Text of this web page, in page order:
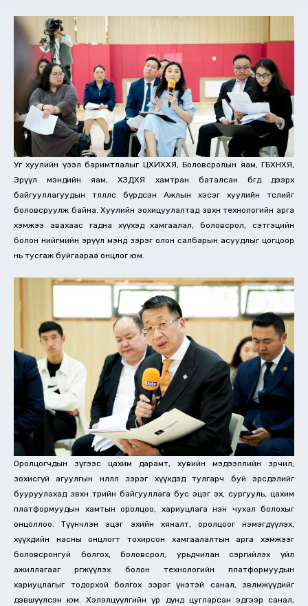
Уг хуулийн үзэл баримтлалыг ЦХИХХЯ, Боловсролын яам, ГБХНХЯ,
Эрүүл мэндийн яам, ХЗДХЯ хамтран баталсан бөгөөд дээрх
байгууллагуудын төлөөллөөс бүрдсэн Ажлын хэсэг хуулийн төслийг
боловсруулж байна. Хуулийн зохицуулалтад зөвхөн технологийн арга
хэмжээ авахаас гадна хүүхэд хамгаалал, боловсрол, сэтгэцийн
болон нийгмийн эрүүл мэнд зэрэг олон салбарын асуудлыг цогцоор
нь тусгаж буйгаараа онцлог юм.
Оролцогчдын зүгээс цахим дарамт, хувийн мэдээллийн зөрчил,
зохисгүй агуулгын нөлөөлөл зэрэг хүүхдэд тулгарч буй эрсдэлийг
бууруулахад зөвхөн төрийн байгууллага бус эцэг эх, сургууль, цахим
платформуудын хамтын оролцоо, хариуцлага нэн чухал болохыг
онцоллоо. Түүнчлэн эцэг эхийн хяналт, оролцоог нэмэгдүүлэх,
хүүхдийн насны онцлогт тохирсон хамгаалалтын арга хэмжээг
боловсронгуй болгох, боловсрол, урьдчилан сэргийлэх үйл
ажиллагааг өргөжүүлэх болон технологийн платформуудын
хариуцлагыг тодорхой болгох зэрэг үнэтэй санал, зөвлөмжүүдийг
дэвшүүлсэн юм. Хэлэлцүүлгийн үр дүнд цугларсан эдгээр санал,